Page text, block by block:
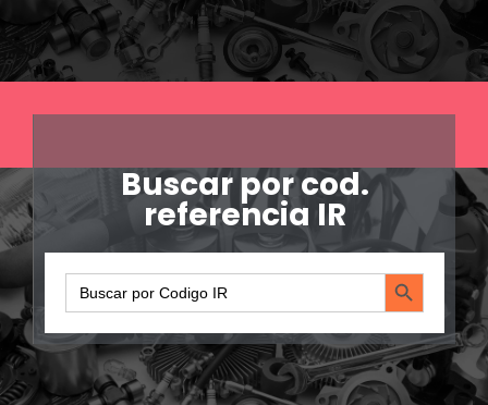
Buscar por cod.
referencia IR
Search
for:
Search Button